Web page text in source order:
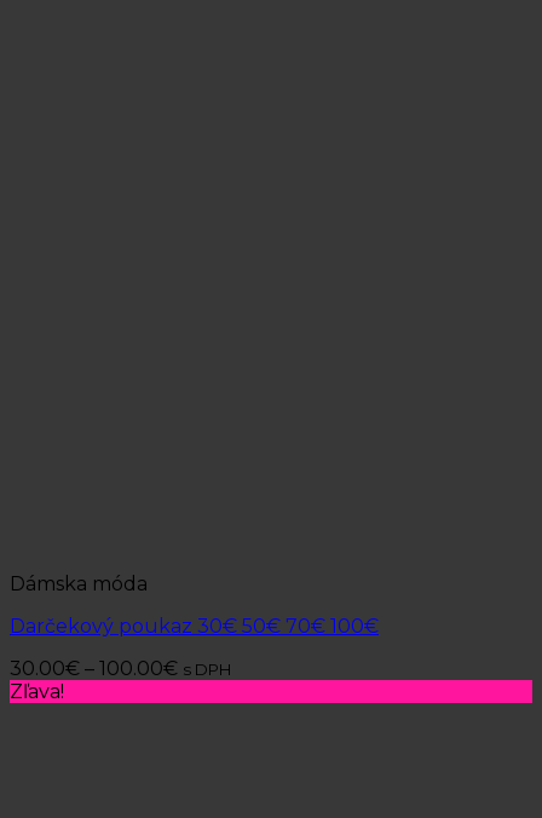
Dámska móda
Darčekový poukaz 30€ 50€ 70€ 100€
30.00€ – 100.00€ s DPH
Zľava!